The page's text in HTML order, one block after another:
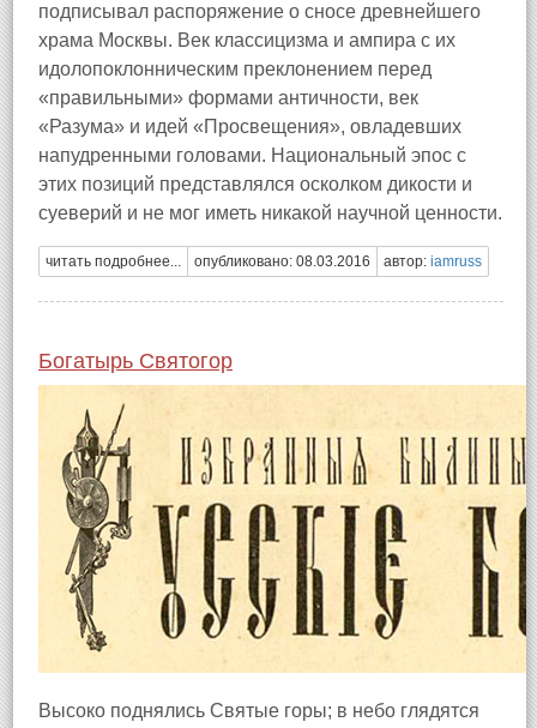
подписывал распоряжение о сносе древнейшего
храма Москвы. Век классицизма и ампира с их
идолопоклонническим преклонением перед
«правильными» формами античности, век
«Разума» и идей «Просвещения», овладевших
напудренными головами. Национальный эпос с
этих позиций представлялся осколком дикости и
суеверий и не мог иметь никакой научной ценности.
читать подробнее... опубликовано: 08.03.2016 автор: iamruss
Богатырь Святогор
Высоко поднялись Святые горы; в небо глядятся